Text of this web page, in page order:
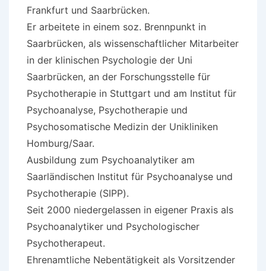
Frankfurt und Saarbrücken.
Er arbeitete in einem soz. Brennpunkt in
Saarbrücken, als wissenschaftlicher Mitarbeiter
in der klinischen Psychologie der Uni
Saarbrücken, an der Forschungsstelle für
Psychotherapie in Stuttgart und am Institut für
Psychoanalyse, Psychotherapie und
Psychosomatische Medizin der Unikliniken
Homburg/Saar.
Ausbildung zum Psychoanalytiker am
Saarländischen Institut für Psychoanalyse und
Psychotherapie (SIPP).
Seit 2000 niedergelassen in eigener Praxis als
Psychoanalytiker und Psychologischer
Psychotherapeut.
Ehrenamtliche Nebentätigkeit als Vorsitzender